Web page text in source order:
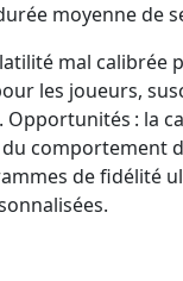
moyenne de
mal calibrée
les joueurs,
Opportunités : la
du comportement
de fidélité